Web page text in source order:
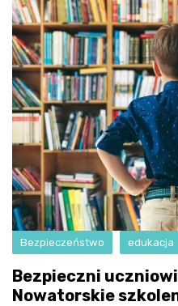
Bezpieczeństwo edukacja
Bezpieczni
Nowatorskie